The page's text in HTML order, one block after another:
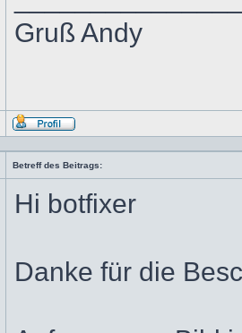
Gruß Andy
Profil
Betreff des Beitrags:
Hi botfixer
Danke für die